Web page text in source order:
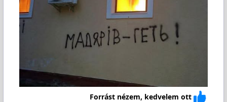
Forrást nézem, kedvelem ott